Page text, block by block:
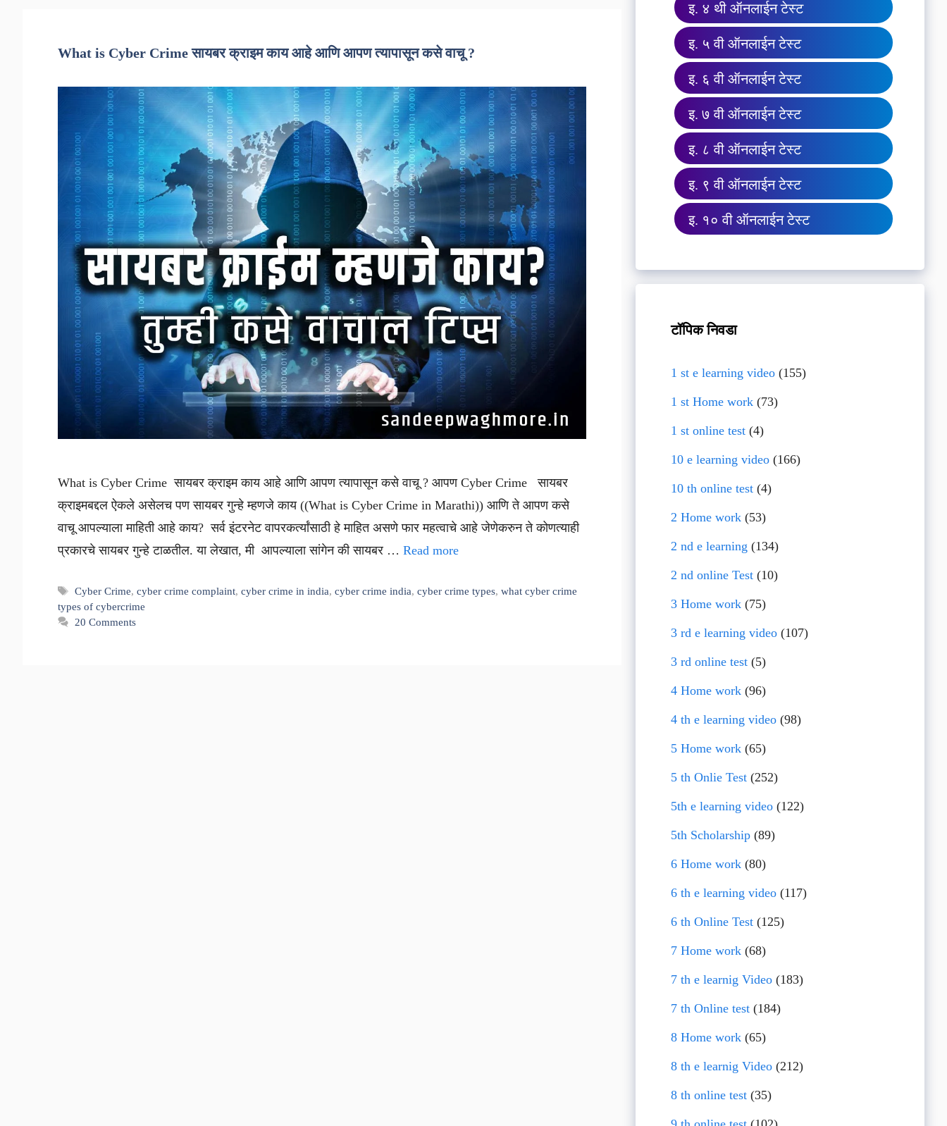
What is Cyber Crime सायबर क्राइम काय आहे आणि आपण त्यापासून कसे वाचू ?
What is Cyber Crime सायबर क्राइम काय आहे आणि आपण त्यापासून कसे वाचू ? आपण Cyber Crime सायबर
क्राइमबद्दल ऐकले असेलच पण सायबर गुन्हे म्हणजे काय ((What is Cyber Crime in Marathi)) आणि ते आपण कसे
वाचू आपल्याला माहिती आहे काय? सर्व इंटरनेट वापरकर्त्यांसाठी हे माहित असणे फार महत्वाचे आहे जेणेकरुन ते कोणत्याही
प्रकारचे सायबर गुन्हे टाळतील. या लेखात, मी आपल्याला सांगेन की सायबर … Read more
Tags
Cyber Crime,cyber crime complaint,cyber crime in india,cyber crime india,cyber crime types,what cyber crime
types of cybercrime
20 Comments
इ. ४ थी ऑनलाईन टेस्ट
इ. ५ वी ऑनलाईन टेस्ट
इ. ६ वी ऑनलाईन टेस्ट
इ. ७ वी ऑनलाईन टेस्ट
इ. ८ वी ऑनलाईन टेस्ट
इ. ९ वी ऑनलाईन टेस्ट
इ. १० वी ऑनलाईन टेस्ट
टॉपिक निवडा
1 st e learning video(155)
1 st Home work(73)
1 st online test(4)
10 e learning video(166)
10 th online test(4)
2 Home work(53)
2 nd e learning (134)
2 nd online Test(10)
3 Home work(75)
3 rd e learning video(107)
3 rd online test(5)
4 Home work(96)
4 th e learning video(98)
5 Home work(65)
5 th Onlie Test(252)
5th e learning video(122)
5th Scholarship(89)
6 Home work(80)
6 th e learning video(117)
6 th Online Test(125)
7 Home work(68)
7 th e learnig Video(183)
7 th Online test(184)
8 Home work(65)
8 th e learnig Video(212)
8 th online test(35)